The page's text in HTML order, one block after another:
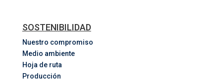
SOSTENIBILIDAD
Nuestro compromiso
Medio ambiente
Hoja de ruta
Producción